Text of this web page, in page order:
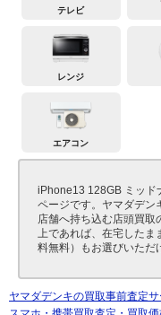
テレビ
レンジ
エアコン
iPhone13 128GB ミッド
ページです。ヤマダデン
店舗へ持ち込む店頭買取
上であれば、在宅したま
料無料）もお選びいただ
ヤマダデンキの買取事前査定